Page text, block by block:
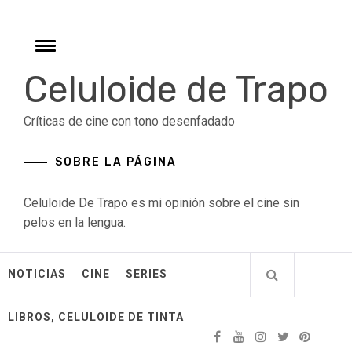
contentToggle
Celuloide de Trapo
Críticas de cine con tono desenfadado
SOBRE LA PÁGINA
Celuloide De Trapo es mi opinión sobre el cine sin
pelos en la lengua.
NOTICIAS CINE SERIES
LIBROS, CELULOIDE DE TINTA